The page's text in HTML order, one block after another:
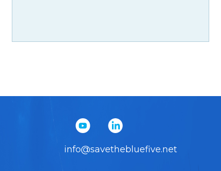
info@savethebluefive.net